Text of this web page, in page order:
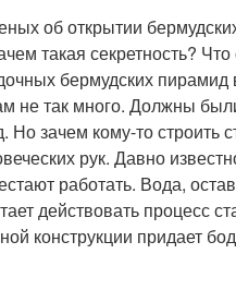
об открытии
такая секретность?
бермудских
не так много. Должны
Но зачем кому-то строить
рук. Давно
работать. Вода,
действовать процесс
конструкции придает